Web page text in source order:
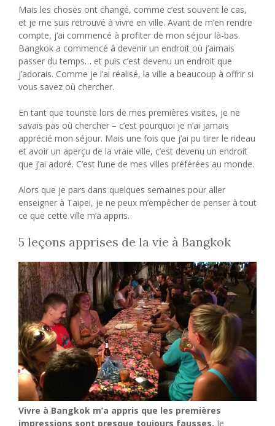
Mais les choses ont changé, comme c’est souvent le cas,
et je me suis retrouvé à vivre en ville. Avant de m’en rendre
compte, j’ai commencé à profiter de mon séjour là-bas.
Bangkok a commencé à devenir un endroit où j’aimais
passer du temps… et puis c’est devenu un endroit que
j’adorais. Comme je l’ai réalisé, la ville a beaucoup à offrir si
vous savez où chercher.
En tant que touriste lors de mes premières visites, je ne
savais pas où chercher – c’est pourquoi je n’ai jamais
apprécié mon séjour. Mais une fois que j’ai pu tirer le rideau
et avoir un aperçu de la vraie ville, c’est devenu un endroit
que j’ai adoré. C’est l’une de mes villes préférées au monde.
Alors que je pars dans quelques semaines pour aller
enseigner à Taipei, je ne peux m’empêcher de penser à tout
ce que cette ville m’a appris.
5 leçons apprises de la vie à Bangkok
Vivre à Bangkok m’a appris que les premières
impressions sont presque toujours fausses. Je